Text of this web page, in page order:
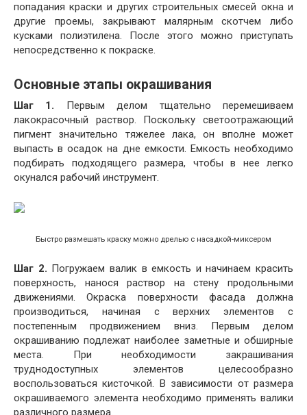
попадания краски и других строительных смесей окна и
другие проемы, закрывают малярным скотчем либо
кусками полиэтилена. После этого можно приступать
непосредственно к покраске.
Основные этапы окрашивания
Шаг 1. Первым делом тщательно перемешиваем
лакокрасочный раствор. Поскольку светоотражающий
пигмент значительно тяжелее лака, он вполне может
выпасть в осадок на дне емкости. Емкость необходимо
подбирать подходящего размера, чтобы в нее легко
окунался рабочий инструмент.
Быстро размешать краску можно дрелью с насадкой-миксером
Шаг 2. Погружаем валик в емкость и начинаем красить
поверхность, нанося раствор на стену продольными
движениями. Окраска поверхности фасада должна
производиться, начиная с верхних элементов с
постепенным продвижением вниз. Первым делом
окрашиванию подлежат наиболее заметные и обширные
места. При необходимости закрашивания
труднодоступных элементов целесообразно
воспользоваться кисточкой. В зависимости от размера
окрашиваемого элемента необходимо применять валики
различного размера.